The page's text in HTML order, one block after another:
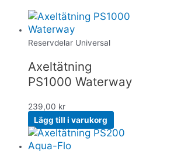
Reservdelar Universal
Axeltätning
PS1000 Waterway
239,00 kr
Lägg till i varukorg